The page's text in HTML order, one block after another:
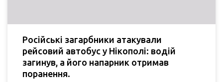
Російські загарбники атакували
рейсовий автобус у Нікополі: водій
загинув, а його напарник отримав
поранення.